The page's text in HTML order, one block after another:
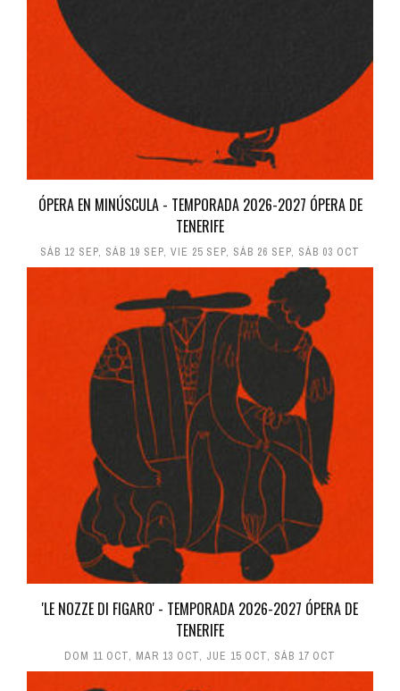
ÓPERA EN MINÚSCULA - TEMPORADA 2026-2027 ÓPERA DE
TENERIFE
SÁB 12 SEP, SÁB 19 SEP, VIE 25 SEP, SÁB 26 SEP, SÁB 03 OCT
'LE NOZZE DI FIGARO' - TEMPORADA 2026-2027 ÓPERA DE
TENERIFE
DOM 11 OCT, MAR 13 OCT, JUE 15 OCT, SÁB 17 OCT